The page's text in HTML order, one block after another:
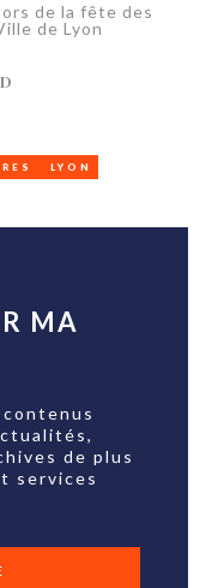
de la fête des
de Lyon
LYON
MA
de plus
services